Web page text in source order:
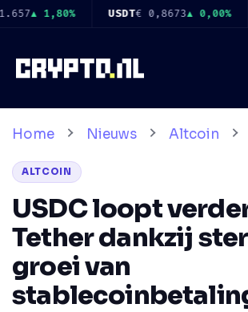
Ga
inhoud
BNB€ 519 ▲ 1,60% USDC € 0,8676
Home Nieuws Altcoin
ALTCOIN
USDC loopt
Tether dankzij
groei van